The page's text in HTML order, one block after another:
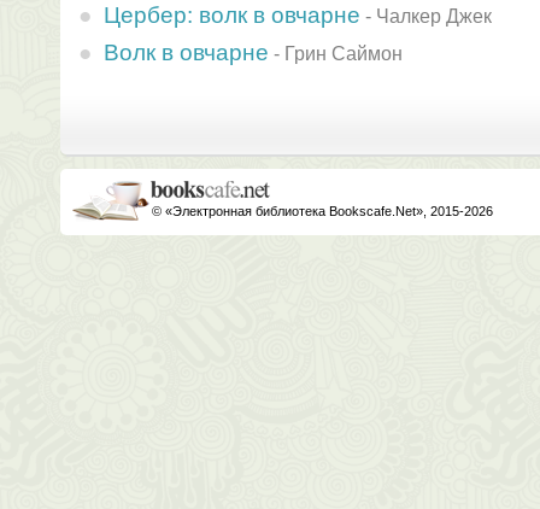
Цербер: волк в овчарне - Чалкер Джек
Волк в овчарне - Грин Саймон
© «Электронная библиотека Bookscafe.Net», 2015-2026